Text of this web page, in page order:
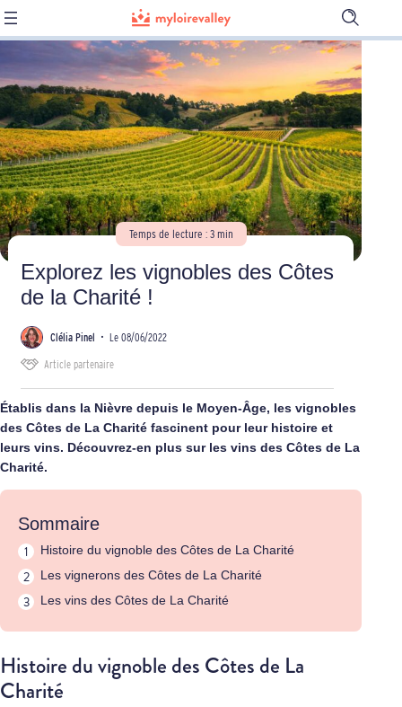
Ouvrir
la
barre
de
Temps de lecture : 3 min
Explorez les vignobles des Côtes
de la Charité !
Clélia Pinel • Le 08/06/2022
Article partenaire
Établis dans la Nièvre depuis le Moyen-Âge, les vignobles
des Côtes de La Charité fascinent pour leur histoire et
leurs vins. Découvrez-en plus sur les vins des Côtes de La
Charité.
Sommaire
Histoire du vignoble des Côtes de La Charité
Les vignerons des Côtes de La Charité
Les vins des Côtes de La Charité
Histoire du vignoble des Côtes de La
Charité